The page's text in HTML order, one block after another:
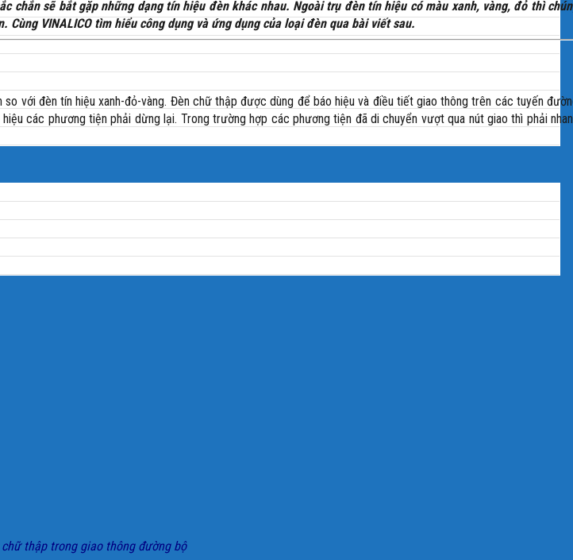
chắn sẽ bắt gặp những dạng tín hiệu đèn khác nhau. Ngoài trụ đèn tín hiệu có màu xanh, vàng, đỏ thì
VINALICO tìm hiểu công dụng và ứng dụng của loại đèn qua bài viết sau.
với đèn tín hiệu xanh-đỏ-vàng. Đèn chữ thập được dùng để báo hiệu và điều tiết giao thông trên các tuyến
các phương tiện phải dừng lại. Trong trường hợp các phương tiện đã di chuyển vượt qua nút giao thì phải
thập trong giao thông đường bộ